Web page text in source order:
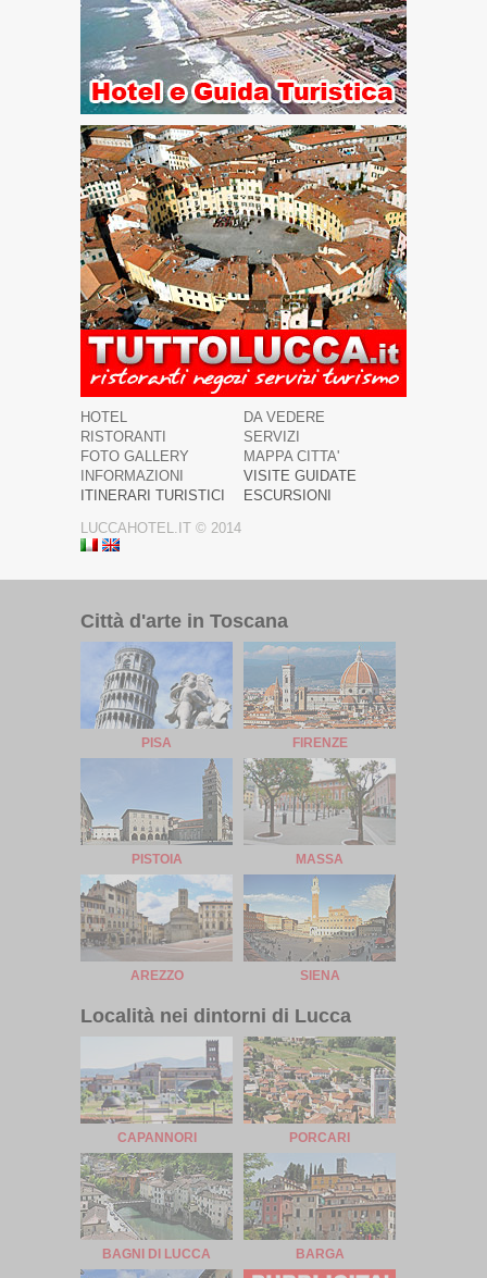
HOTEL
DA VEDERE
RISTORANTI
SERVIZI
FOTO GALLERY
MAPPA CITTA'
INFORMAZIONI
VISITE GUIDATE
ITINERARI TURISTICI
ESCURSIONI
LUCCAHOTEL.IT © 2014
Città d'arte in Toscana
PISA FIRENZE
PISTOIA MASSA
AREZZO SIENA
Località nei dintorni di Lucca
CAPANNORI PORCARI
BAGNI DI LUCCA BARGA